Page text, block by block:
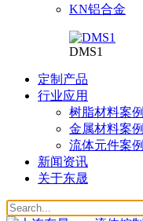
KN铝合金
DMS1
定制产品
行业应用
树脂材料案例
金属材料案例
流体元件案例
新闻资讯
关于东晟